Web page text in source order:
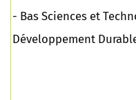
- Bas Sciences et
Développement